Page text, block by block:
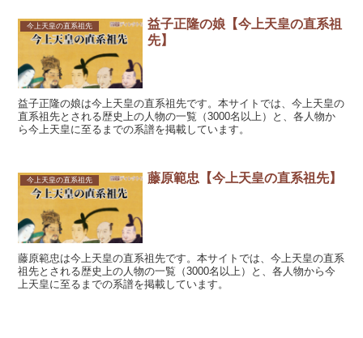
今上天皇の直系祖先
益子正隆の娘【今上天皇の直系祖
先】
益子正隆の娘は今上天皇の直系祖先です。本サイトでは、今上天皇の
直系祖先とされる歴史上の人物の一覧（3000名以上）と、各人物か
ら今上天皇に至るまでの系譜を掲載しています。
今上天皇の直系祖先 藤原範忠【今上天皇の直系祖先】
藤原範忠は今上天皇の直系祖先です。本サイトでは、今上天皇の直系
祖先とされる歴史上の人物の一覧（3000名以上）と、各人物から今
上天皇に至るまでの系譜を掲載しています。